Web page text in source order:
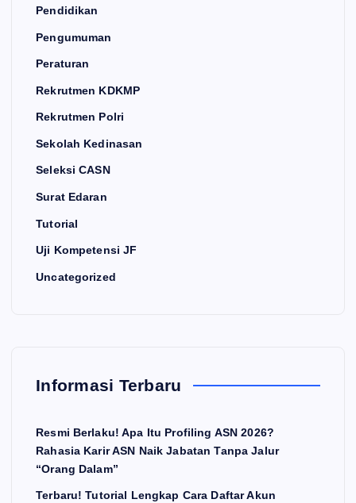
Pendidikan
Pengumuman
Peraturan
Rekrutmen KDKMP
Rekrutmen Polri
Sekolah Kedinasan
Seleksi CASN
Surat Edaran
Tutorial
Uji Kompetensi JF
Uncategorized
Informasi Terbaru
Resmi Berlaku! Apa Itu Profiling ASN 2026?
Rahasia Karir ASN Naik Jabatan Tanpa Jalur
“Orang Dalam”
Terbaru! Tutorial Lengkap Cara Daftar Akun